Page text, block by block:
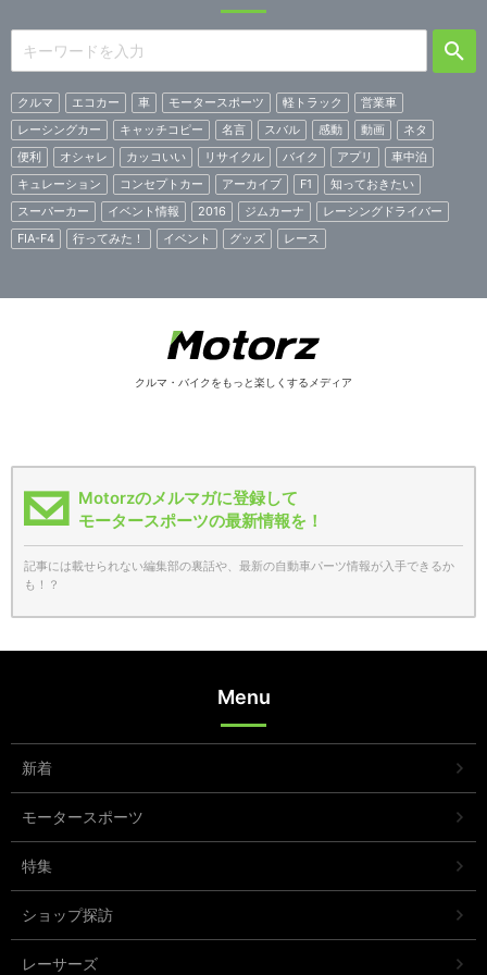
クルマ エコカー 車 モータースポーツ 軽トラック
営業車
レーシングカー
キャッチコピー 名言 スバル 感動 動画
ネタ
便利
オシャレ カッコいい リサイクル バイク アプリ
車中泊
キュレーション
コンセプトカー アーカイブ F1
知っておきたい
スーパーカー
イベント情報 2016 ジムカーナ
レーシングドライバー
FIA-F4
行ってみた！ イベント グッズ レース
クルマ・バイクをもっと楽しくするメディア
Motorzのメルマガに登録して
モータースポーツの最新情報を！
記事には載せられない編集部の裏話や、最新の自動車パーツ情報が入手できるか
も！？
Menu
新着
モータースポーツ
特集
ショップ探訪
レーサーズ